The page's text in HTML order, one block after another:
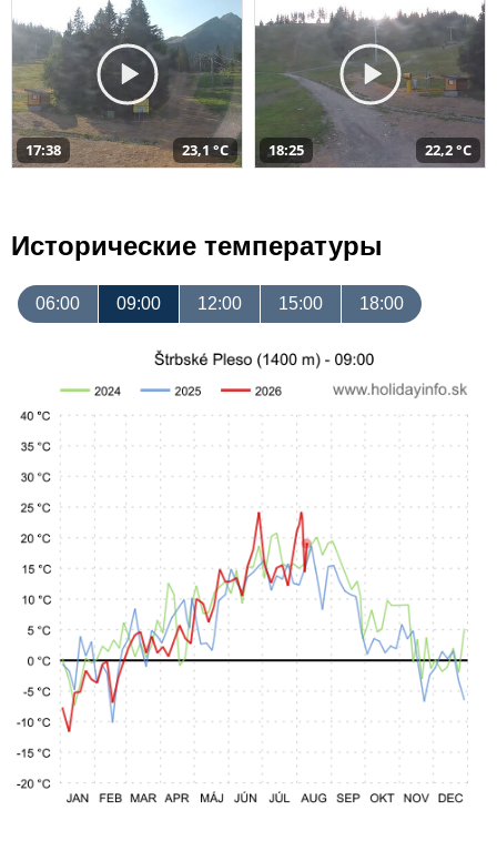
17:38 23,1 °C 18:25 22,2 °C
Исторические температуры
06:00 09:00 12:00 15:00 18:00